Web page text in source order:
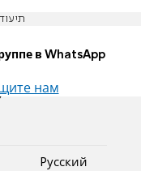
в WhatsApp
нам
Pусский